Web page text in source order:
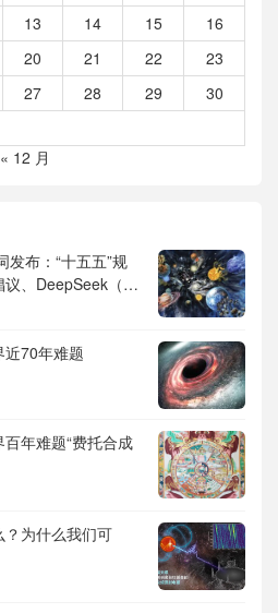
13 14 15
16
20 21 22
23
27 28 29
30
« 12 月
布：“十五五”规
、DeepSeek（深
、票根经济、育
70年难题
年难题“费托合成
为什么我们可